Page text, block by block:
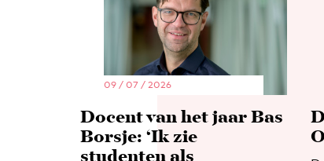
09 / 07 / 2026
Docent van het jaar Bas
Borsje: ‘Ik zie